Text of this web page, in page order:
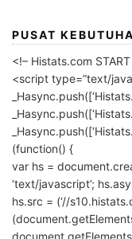
PUSAT
<!– Histats.com
<script type=”text/
(function() {
var hs =
‘text/javascript’;
hs.src = (‘//